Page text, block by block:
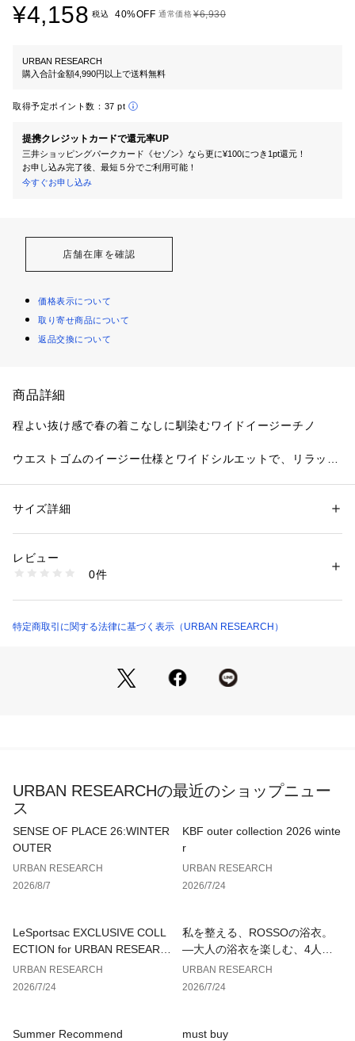
¥4,158 税込 40%OFF 通常価格¥6,930
URBAN RESEARCH
購入合計金額4,990円以上で送料無料
取得予定ポイント数： 37 pt
提携クレジットカードで還元率UP
三井ショッピングパークカード《セゾン》なら更に¥100につき1pt還元！
お申し込み完了後、最短５分でご利用可能！
今すぐお申し込み
店舗在庫を確認
価格表示について
取り寄せ商品について
返品交換について
商品詳細
程よい抜け感で春の着こなしに馴染むワイドイージーチノ
ウエストゴムのイージー仕様とワイドシルエットで、リラック
いにぴったりです。
わせてカジュアルに着崩すこともできます。裾にかけてほどよ
くテーパードするため、スニーカーやローファーとも相性が良
のコーディネートに取り入れやすい一本です。休日の外出や通
【2026 Spring/Summer】【26SS】
▼お気に入り登録のおすすめ▼
お気に入り登録された商品は、マイページにて現在の価格情報
や在庫状況の確認が可能です。
素材感
裏地 : なし
ポケット : あり
性別：メンズ
素材：綿100%
洗濯：-
※詳しい洗濯方法については、商品の品質表示タグをご覧ください
LA26130-1040101 （ショップ）
サイズ詳細
レビュー
0件
特定商取引に関する法律に基づく表示（URBAN RESEARCH）
URBAN RESEARCHの最近のショップニュー
ス
SENSE OF PLACE 26:WINTER
OUTER
URBAN RESEARCH
2026/8/7
KBF outer collection 2026 winte
r
URBAN RESEARCH
2026/7/24
LeSportsac EXCLUSIVE COLL
ECTION for URBAN RESEARC
H
URBAN RESEARCH
2026/7/24
私を整える、ROSSOの浴衣。
—大人の浴衣を楽しむ、4人のT
IPS—
URBAN RESEARCH
2026/7/24
Summer Recommend must buy